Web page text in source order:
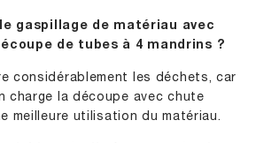
gaspillage de matériau avec
de tubes à 4 mandrins ?
considérablement les déchets, car
charge la découpe avec chute
meilleure utilisation du matériau.